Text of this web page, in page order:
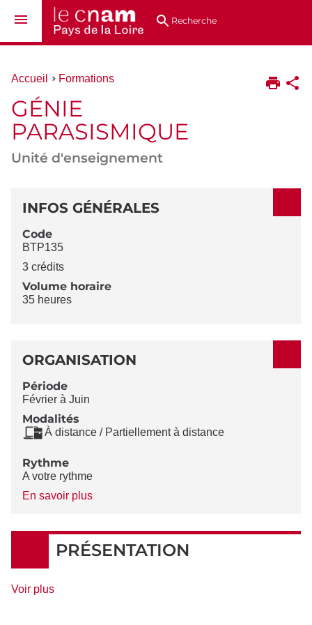
au
directsRecherche
Vous
ici :
Accueil Formations
GÉNIE
PARASISMIQUE
Unité d'enseignement
DÉTAILS
INFOS GÉNÉRALES
Code
BTP135
3 crédits
Volume horaire
35 heures
ORGANISATION
Période
Février à Juin
Modalités
À distance / Partiellement à distance
Rythme
A votre rythme
En savoir plusà
Rythme
PRÉSENTATION
Voir plusde